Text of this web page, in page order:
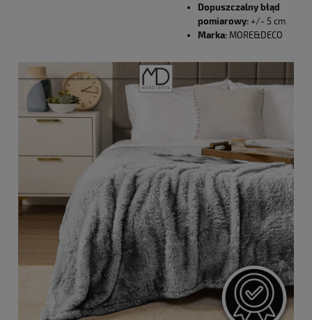
Dopuszczalny błąd
pomiarowy: +/- 5 cm
Marka: MORE&DECO